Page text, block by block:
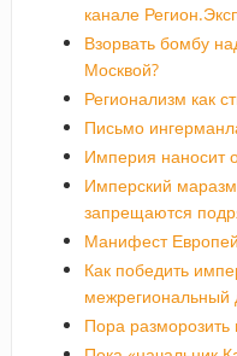
канале
Взорвать бомбу
Москвой?
Регионализм как
Письмо
Империя наносит
Имперский
запрещаются
Манифест
Как победить
межрегиональный
Пора разморозить